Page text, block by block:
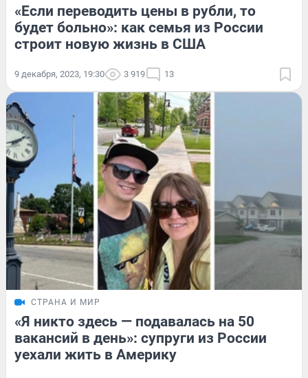
«Если переводить цены в рубли, то
будет больно»: как семья из России
строит новую жизнь в США
9 декабря, 2023, 19:30 3 919 13
СТРАНА И МИР
«Я никто здесь — подавалась на 50
вакансий в день»: супруги из России
уехали жить в Америку